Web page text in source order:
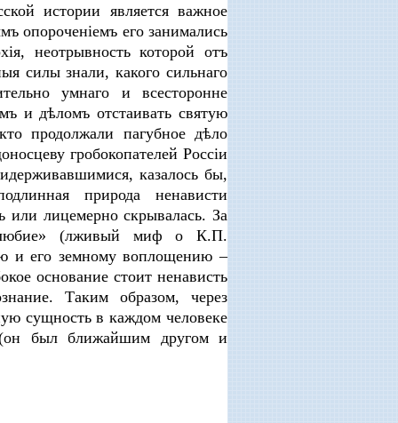
истории является важное
опороченіемъ его занимались
неотрывность которой отъ
силы знали, какого сильнаго
умнаго и всесторонне
и дѣломъ отстаивать святую
продолжали пагубное дѣло
гробокопателей Россіи
казалось бы,
природа ненависти
или лицемерно скрывалась. За
(лживый миф о К.П.
и его земному воплощению –
основание стоит ненависть
Таким образом, через
сущность в каждом человеке
был ближайшим другом и